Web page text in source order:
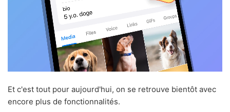
Et c'est tout pour aujourd'hui, on se retrouve bientôt avec
encore plus de fonctionnalités.